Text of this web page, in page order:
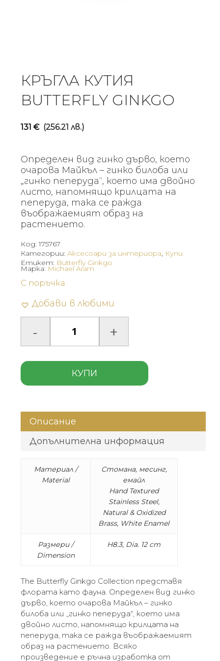
КРЪГЛА КУТИЯ
BUTTERFLY GINKGO
131 € (256.21 лв.)
Определен вид гинко дърво, което
очарова Майкъл – гинко билоба или
„гинко пеперуда“, което има двойно
листо, напомнящо крилцата на
пеперуда, така се ражда
въображаемият образ на
растението.
Код:175767
Категории: Аксесоари за интериора, Купи
Етикет: Butterfly Ginkgo
С поръчка
Добави в любими
КУПИ
Марка: Michael Aram
Описание
Допълнителна информация
Материал /
Material
Стомана, месинг,
емайл
Hand Textured
Stainless Steel,
Natural & Oxidized
Brass, White Enamel
Размери /
Dimension
H8.3, Dia. 12 cm
The Butterfly Ginkgo Collection представя
флората като фауна. Определен вид гинко
дърво, което очарова Майкъл – гинко
билоба или „гинко пеперуда“, което има
двойно листо, напомнящо крилцата на
пеперуда, така се ражда въображаемият
образ на растението. Всяко
произведение е ръчна изработка от